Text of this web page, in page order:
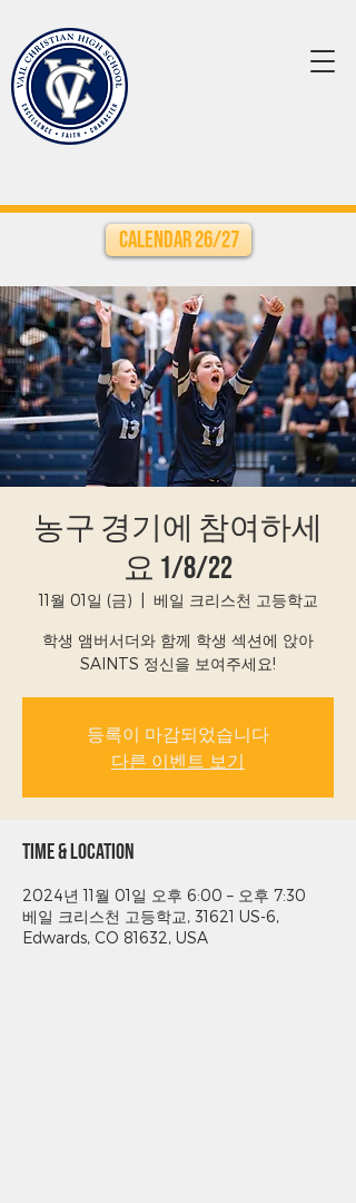
Calendar 26/27
농구 경기에 참여하세
요 1/8/22
11월 01일 (금) 베일 크리스천 고등학교
학생 앰버서더와 함께 학생 섹션에 앉아
SAINTS 정신을 보여주세요!
등록이 마감되었습니다
다른 이벤트 보기
Time & Location
2024년 11월 01일 오후 6:00 – 오후 7:30
베일 크리스천 고등학교, 31621 US-6,
Edwards, CO 81632, USA